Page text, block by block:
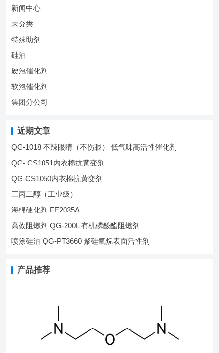
新闻中心
未分类
特殊助剂
硅油
硬泡催化剂
软泡催化剂
集团分公司
近期文章
QG-1018 不辣眼睛（不伤眼） 低气味高活性催化剂
QG- CS1051内衣棉抗黄变剂
QG-CS1050内衣棉抗黄变剂
三丙二醇（工业级）
海绵硬化剂 FE2035A
高效阻燃剂 QG-200L 有机磷酸酯阻燃剂
喷涂硅油 QG-PT3660 聚硅氧烷表面活性剂
产品推荐